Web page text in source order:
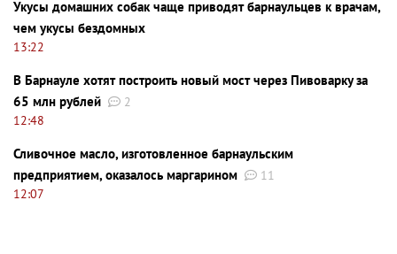
Укусы домашних собак чаще приводят барнаульцев к врачам,
чем укусы бездомных
13:22
В Барнауле хотят построить новый мост через Пивоварку за
65 млн рублей
2
12:48
Сливочное масло, изготовленное барнаульским
предприятием, оказалось маргарином
11
12:07